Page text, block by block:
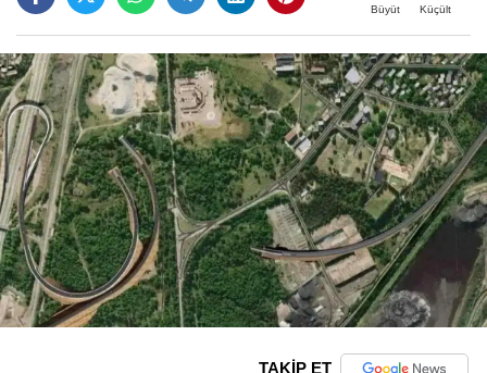
Büyüt Küçült
TAKİP ET